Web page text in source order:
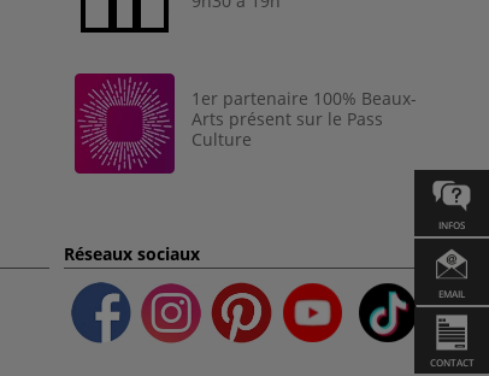
INFOS
EMAIL
CONTACT
1er partenaire 100% Beaux-
Arts présent sur le Pass
Culture
Réseaux sociaux